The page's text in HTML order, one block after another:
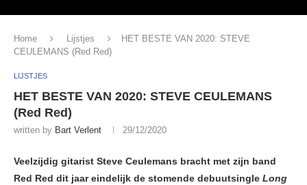
Home Lijstjes
HET BESTE VAN 2020: STEVE
CEULEMANS (Red Red)
LIJSTJES
HET BESTE VAN 2020: STEVE CEULEMANS
(Red Red)
written by Bart Verlent 29/12/2020
Veelzijdig gitarist Steve Ceulemans bracht met zijn band
Red Red dit jaar eindelijk de stomende debuutsingle Long